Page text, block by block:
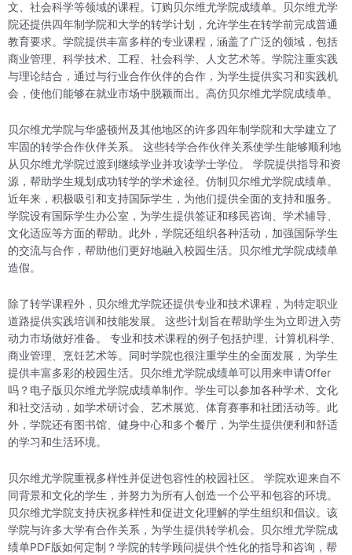
文、社会科学等领域的课程。订购贝尔维尤学院成绩单。贝尔维尤学
院还提供四年制学院和大学的转学计划，允许学生在转学前完成普通
教育要求。学院提供丰富多样的专业课程，涵盖了广泛的领域，包括
商业管理、科学技术、工程、社会科学、人文艺术等。学院注重实践
与理论结合，通过与行业合作伙伴的合作，为学生提供实习和实践机
会，使他们能够在就业市场中脱颖而出。高仿贝尔维尤学院成绩单。
贝尔维尤学院与华盛顿州及其他地区的许多四年制学院和大学建立了
牢固的转学合作伙伴关系。 这些转学合作伙伴关系使学生能够顺利地
从贝尔维尤学院过渡到继续学业并攻读学士学位。 学院提供指导和资
源，帮助学生规划成功转学的学术途径。仿制贝尔维尤学院成绩单。
近年来，积极吸引和支持国际学生，为他们提供全面的支持和服务。
学院设有国际学生办公室，为学生提供签证和移民咨询、学术辅导、
文化适应等方面的帮助。此外，学院还组织各种活动，加强国际学生
的交流与合作，帮助他们更好地融入校园生活。贝尔维尤学院成绩单
造假。
除了转学课程外，贝尔维尤学院还提供专业和技术课程，为特定职业
道路提供实践培训和技能发展。 这些计划旨在帮助学生为立即进入劳
动力市场做好准备。 专业和技术课程的例子包括护理、计算机科学、
商业管理、烹饪艺术等。同时学院也很注重学生的全面发展，为学生
提供丰富多彩的校园生活。贝尔维尤学院成绩单可以用来申请Offer
吗？电子版贝尔维尤学院成绩单制作。学生可以参加各种学术、文化
和社交活动，如学术研讨会、艺术展览、体育赛事和社团活动等。此
外，学院还有图书馆、健身中心和多个餐厅，为学生提供便利和舒适
的学习和生活环境。
贝尔维尤学院重视多样性并促进包容性的校园社区。 学院欢迎来自不
同背景和文化的学生，并努力为所有人创造一个公平和包容的环境。
贝尔维尤学院支持庆祝多样性和促进文化理解的学生组织和倡议。该
学院与许多大学有合作关系，为学生提供转学机会。贝尔维尤学院成
绩单PDF版如何定制？学院的转学顾问提供个性化的指导和咨询，帮